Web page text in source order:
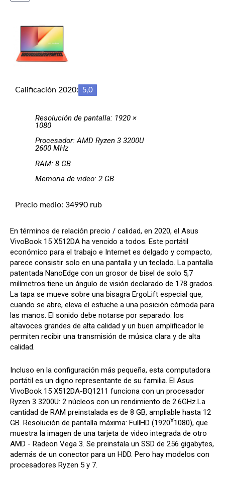
Calificación 2020: 5,0
Resolución de pantalla: 1920 ×
1080
Procesador: AMD Ryzen 3 3200U
2600 MHz
RAM: 8 GB
Memoria de video: 2 GB
Precio medio: 34990 rub
En términos de relación precio / calidad, en 2020, el Asus
VivoBook 15 X512DA ha vencido a todos. Este portátil
económico para el trabajo e Internet es delgado y compacto,
parece consistir solo en una pantalla y un teclado. La pantalla
patentada NanoEdge con un grosor de bisel de solo 5,7
milímetros tiene un ángulo de visión declarado de 178 grados.
La tapa se mueve sobre una bisagra ErgoLift especial que,
cuando se abre, eleva el estuche a una posición cómoda para
las manos. El sonido debe notarse por separado: los
altavoces grandes de alta calidad y un buen amplificador le
permiten recibir una transmisión de música clara y de alta
calidad.
Incluso en la configuración más pequeña, esta computadora
portátil es un digno representante de su familia. El Asus
VivoBook 15 X512DA-BQ1211 funciona con un procesador
Ryzen 3 3200U: 2 núcleos con un rendimiento de 2.6GHz.La
cantidad de RAM preinstalada es de 8 GB, ampliable hasta 12
GB. Resolución de pantalla máxima: FullHD (1920X1080), que
muestra la imagen de una tarjeta de video integrada de otro
AMD - Radeon Vega 3. Se preinstala un SSD de 256 gigabytes,
además de un conector para un HDD. Pero hay modelos con
procesadores Ryzen 5 y 7.